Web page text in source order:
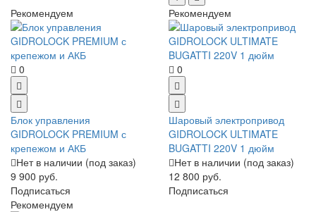
Рекомендуем
0
Блок управления
GIDROLOCK PREMIUM с
крепежом и АКБ
Нет в наличии (под заказ)
9 900 руб.
Подписаться
Рекомендуем
0
Шаровый электропривод
GIDROLOCK ULTIMATE
BUGATTI 220V 1 дюйм
Нет в наличии (под заказ)
12 800 руб.
Подписаться
Рекомендуем